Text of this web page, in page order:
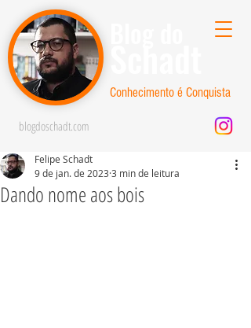
blogdoschadt.com
Conhecimento é Conquista
Dando nome aos bois
Felipe Schadt
9 de jan. de 2023 3 min de leitura